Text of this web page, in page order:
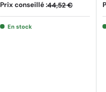
Prix conseillé :44,52 €
En stock